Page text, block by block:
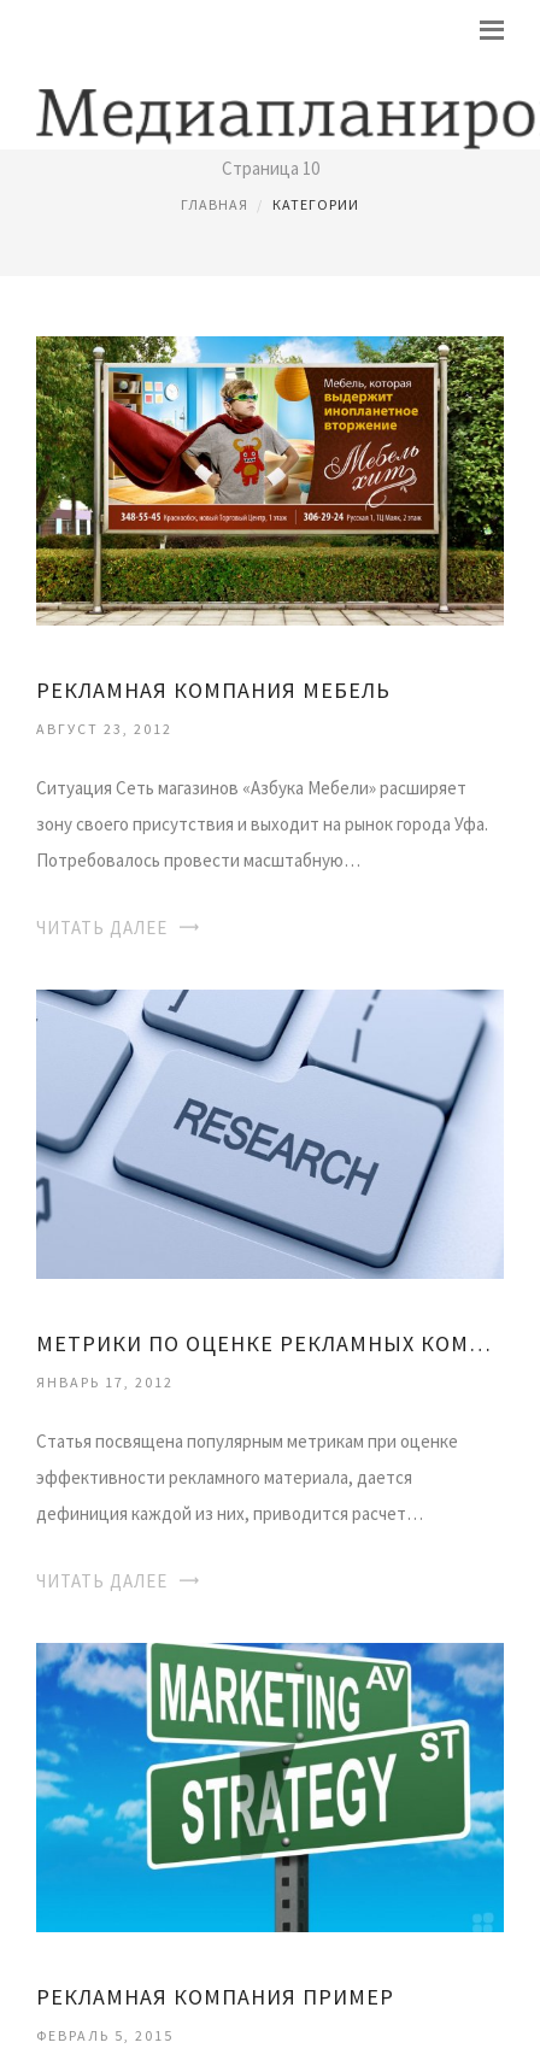
РЕКЛАМНАЯ КОМПАНИЯ
Страница 10
ГЛАВНАЯ КАТЕГОРИИ
РЕКЛАМНАЯ КОМПАНИЯ МЕБЕЛЬ
АВГУСТ 23, 2012
Ситуация Сеть магазинов «Азбука Мебели» расширяет
зону своего присутствия и выходит на рынок города Уфа.
Потребовалось провести масштабную…
ЧИТАТЬ ДАЛЕЕ
МЕТРИКИ ПО ОЦЕНКЕ РЕКЛАМНЫХ КОМПАНИЙ
ЯНВАРЬ 17, 2012
Статья посвящена популярным метрикам при оценке
эффективности рекламного материала, дается
дефиниция каждой из них, приводится расчет…
ЧИТАТЬ ДАЛЕЕ
РЕКЛАМНАЯ КОМПАНИЯ ПРИМЕР
ФЕВРАЛЬ 5, 2015